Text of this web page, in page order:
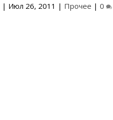
| Июл 26, 2011 | Прочее | 0